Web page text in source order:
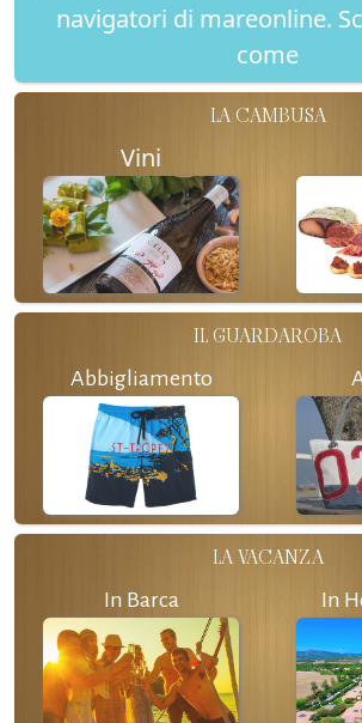
navigatori di mareonline.
come
LA CAMBUSA
Vini
IL GUARDAROBA
Abbigliamento
LA VACANZA
In Barca In